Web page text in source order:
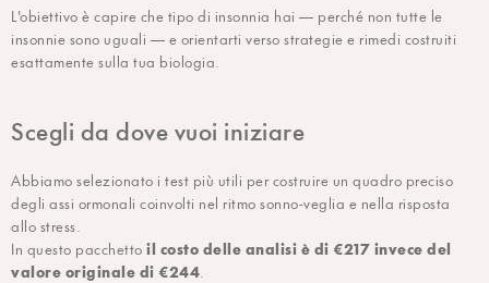
L'obiettivo è capire che tipo di insonnia hai — perché non tutte le
insonnie sono uguali — e orientarti verso strategie e rimedi costruiti
esattamente sulla tua biologia.
Scegli da dove vuoi iniziare
Abbiamo selezionato i test più utili per costruire un quadro preciso
degli assi ormonali coinvolti nel ritmo sonno-veglia e nella risposta
allo stress.
In questo pacchetto il costo delle analisi è di €217 invece del
valore originale di €244.